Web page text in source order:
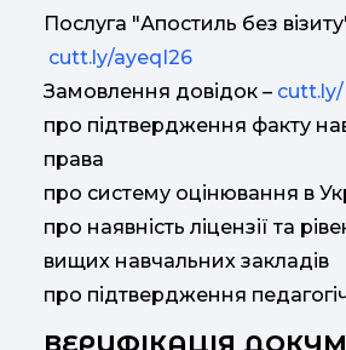
Послуга "Апостиль без
cutt.ly/ayeqI26
Замовлення довідок –
про підтвердження факту
права
про систему оцінювання в
про наявність ліцензії та
вищих навчальних закладів
про підтвердження
ВЕРИФІКАЦІЯ